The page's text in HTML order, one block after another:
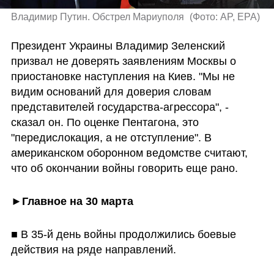
Владимир Путин. Обстрел Мариуполя (Фото: AP, EPA)
Президент Украины Владимир Зеленский
призвал не доверять заявлениям Москвы о
приостановке наступления на Киев. "Мы не
видим оснований для доверия словам
представителей государства-агрессора", -
сказал он. По оценке Пентагона, это
"передислокация, а не отступление". В
американском оборонном ведомстве считают,
что об окончании войны говорить еще рано.
► Главное на 30 марта
■ В 35-й день войны продолжились боевые
действия на ряде направлений.